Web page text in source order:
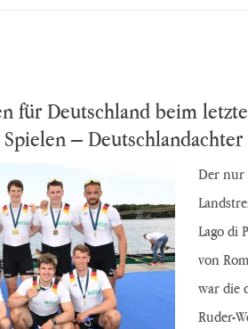
für Deutschland beim
–
Der nur
Lago di
von
war die
Ruder-